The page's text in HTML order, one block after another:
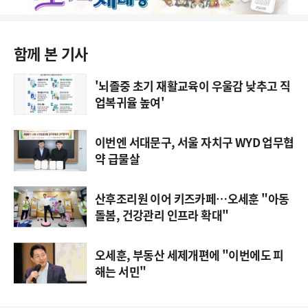
함께 본 기사
'뇌졸중 초기 재활교육이 우울감 낮추고 직
업복귀율 높여'
이번엔 서대문구, 서울 자치구 WYD 업무협
약 급물살
산후조리원 이어 키즈카페…오세훈 "아동
돌봄, 건강관리 인프라 확대"
오세훈, 부동산 세제개편에 "이번에도 피
해는 서민"